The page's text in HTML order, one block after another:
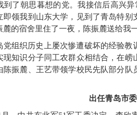
到了朝思暮想的党。我接信后高兴异
即领我到山东大学，见到了青岛特
的宿舍里住了一夜，陈振麓送给我
党组织历史上屡次惨遭破坏的经验
现知识分子同工农群众相结合，在
陈振麓、王艺带领学校民先队部分
出任青岛市